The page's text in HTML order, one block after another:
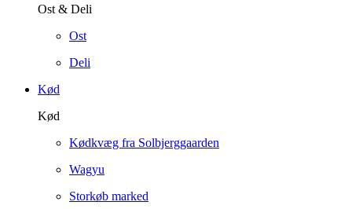
Ost & Deli
Ost
Deli
Kød
Kød
Kødkvæg fra Solbjerggaarden
Wagyu
Storkøb marked